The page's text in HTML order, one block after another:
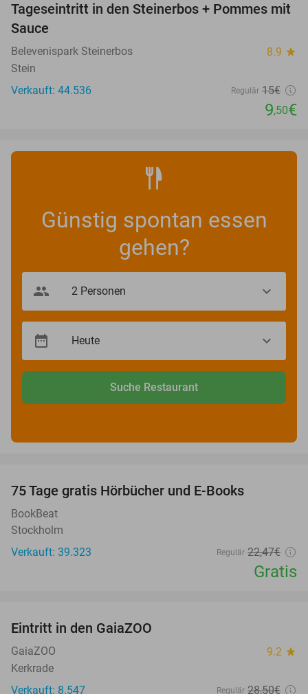
37%
Tageseintritt in den Steinerbos + Pommes mit
Sauce
Belevenispark Steinerbos 8.9 star
Stein
Verkauft: 44.536
Regulär 15€
9,50€
Günstig spontan essen
gehen?
Suche Restaurant
75 Tage gratis Hörbücher und E-Books
BookBeat
Stockholm
Verkauft: 39.323
Regulär 22,47€
Gratis
Eintritt in den GaiaZOO
GaiaZOO 9.2 star
Kerkrade
Verkauft: 8.547
Regulär 28,50€